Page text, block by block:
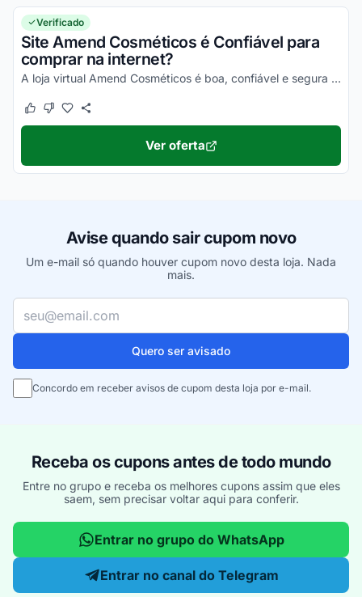
Verificado
Site Amend Cosméticos é Confiável para
comprar na internet?
A loja virtual Amend Cosméticos é boa, confiável e segura para compras online. Pesquise, confira os comentários e constate!
Este cupom funcionou
Este cupom não funcionou
Ver oferta
Avise quando sair cupom novo
Um e-mail só quando houver cupom novo desta loja. Nada
mais.
Seu e-mail
Quero ser avisado
Concordo em receber avisos de cupom desta loja por e-mail.
Receba os cupons antes de todo mundo
Entre no grupo e receba os melhores cupons assim que eles
saem, sem precisar voltar aqui para conferir.
Entrar no grupo do WhatsApp
Entrar no canal do Telegram